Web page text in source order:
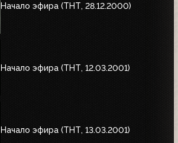
Начало эфира (ТНТ, 28.12.2000)
Начало эфира (ТНТ, 12.03.2001)
Начало эфира (ТНТ, 13.03.2001)